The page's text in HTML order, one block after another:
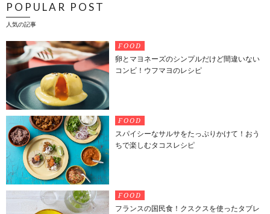
POPULAR POST
人気の記事
FOOD
卵とマヨネーズのシンプルだけど間違いない
コンビ！ウフマヨのレシピ
FOOD
スパイシーなサルサをたっぷりかけて！おう
ちで楽しむタコスレシピ
FOOD
フランスの国民食！クスクスを使ったタブレ